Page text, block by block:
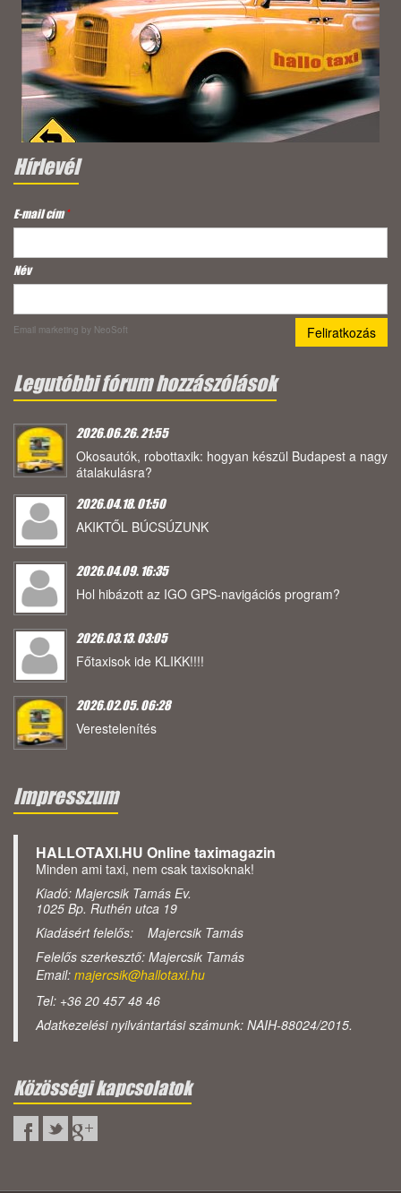
Hírlevél
E-mail cím*
Név
Email marketing by NeoSoft
Legutóbbi fórum hozzászólások
2026.06.26. 21:55
Okosautók, robottaxik: hogyan készül Budapest a nagy
átalakulásra?
2026.04.18. 01:50
AKIKTŐL BÚCSÚZUNK
2026.04.09. 16:35
Hol hibázott az IGO GPS-navigációs program?
2026.03.13. 03:05
Főtaxisok ide KLIKK!!!!
2026.02.05. 06:28
Verestelenítés
Impresszum
HALLOTAXI.HU Online taximagazin
Minden ami taxi, nem csak taxisoknak!
Kiadó: Majercsik Tamás Ev.
1025 Bp. Ruthén utca 19
Kiadásért felelős: Majercsik Tamás
Felelős szerkesztő: Majercsik Tamás
Email: majercsik@hallotaxi.hu
Tel: +36 20 457 48 46
Adatkezelési nyilvántartási számunk: NAIH-88024/2015.
Közösségi kapcsolatok